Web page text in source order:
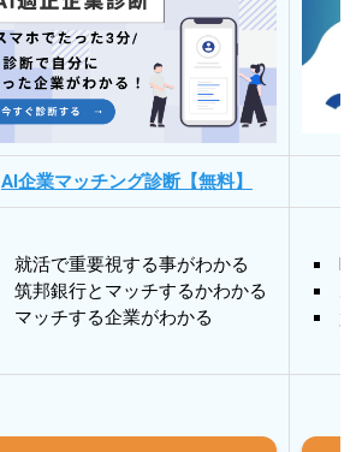
AI企業マッチング診断【無料】
就活で重要視する事がわかる
筑邦銀行とマッチするかわかる
マッチする企業がわかる
質